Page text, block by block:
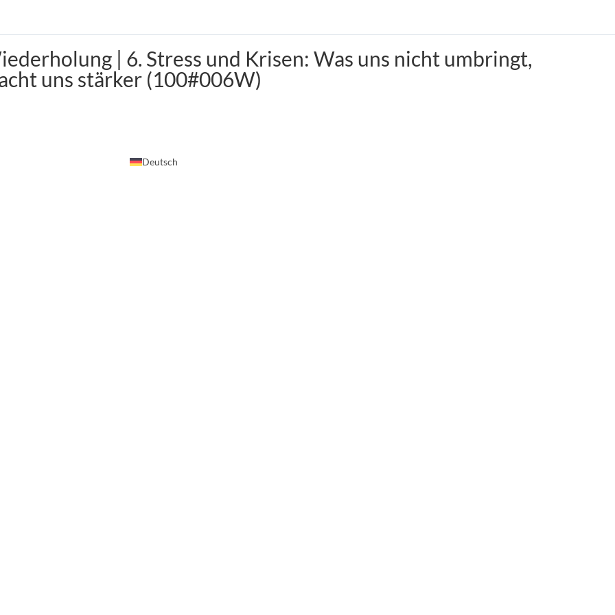
| 6. Stress und Krisen: Was uns nicht umbringt,
uns stärker (100#006W)
Deutsch